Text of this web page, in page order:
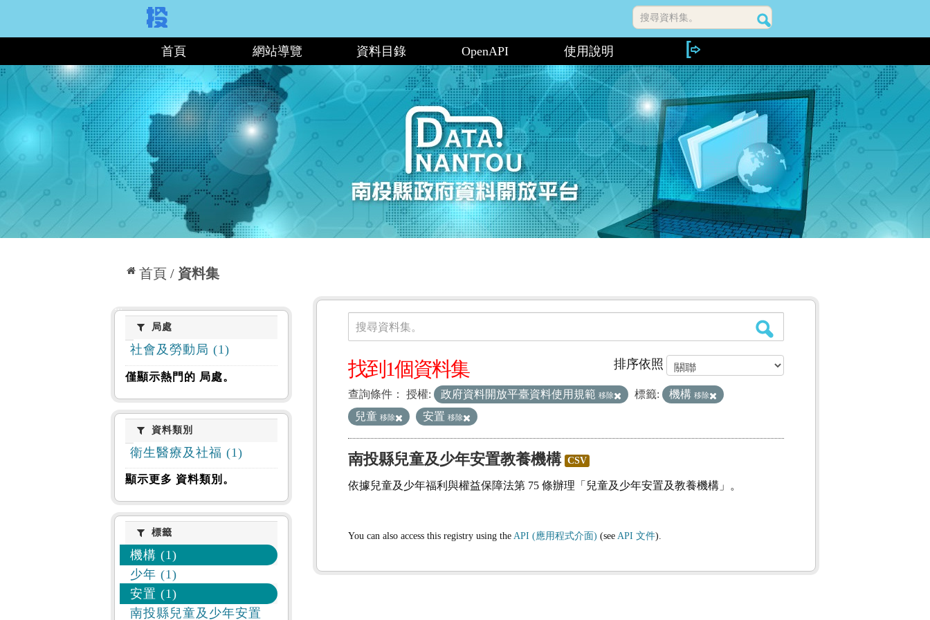
搜尋資料集。
首頁 網站導覽 資料目錄 OpenAPI 使用說明
首頁 資料集
局處局處
社會及勞動局 (1)
僅顯示熱門的 局處。
資料類別
資料類別
衛生醫療及社福 (1)
顯示更多 資料類別。
標籤標籤
機構 (1)
少年 (1)
安置 (1)
南投縣兒童及少年安置
資料集
搜尋資料集。
排序依照
找到1個資料集
查詢條件： 授權: 政府資料開放平臺資料使用規範 移除 標籤: 機構 移除
兒童 移除 安置 移除
南投縣兒童及少年安置教養機構 CSV
依據兒童及少年福利與權益保障法第 75 條辦理「兒童及少年安置及教養機構」。
You can also access this registry using the API (應用程式介面) (see API 文件).